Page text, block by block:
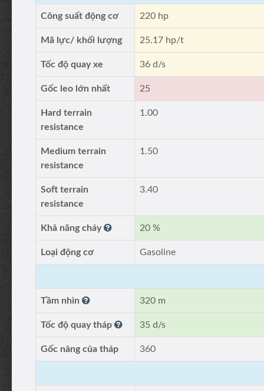
Công suất động cơ 220 hp
Mã lực/ khối lượng 25.17 hp/t
Tốc độ quay xe 36 d/s
Gốc leo lớn nhất 25
Hard terrain
resistance
1.00
Medium terrain
resistance
1.50
Soft terrain
resistance
3.40
Khả năng cháy 20 %
Loại động cơ Gasoline
Tầm nhìn 320 m
Tốc độ quay tháp 35 d/s
Gốc nâng của tháp 360